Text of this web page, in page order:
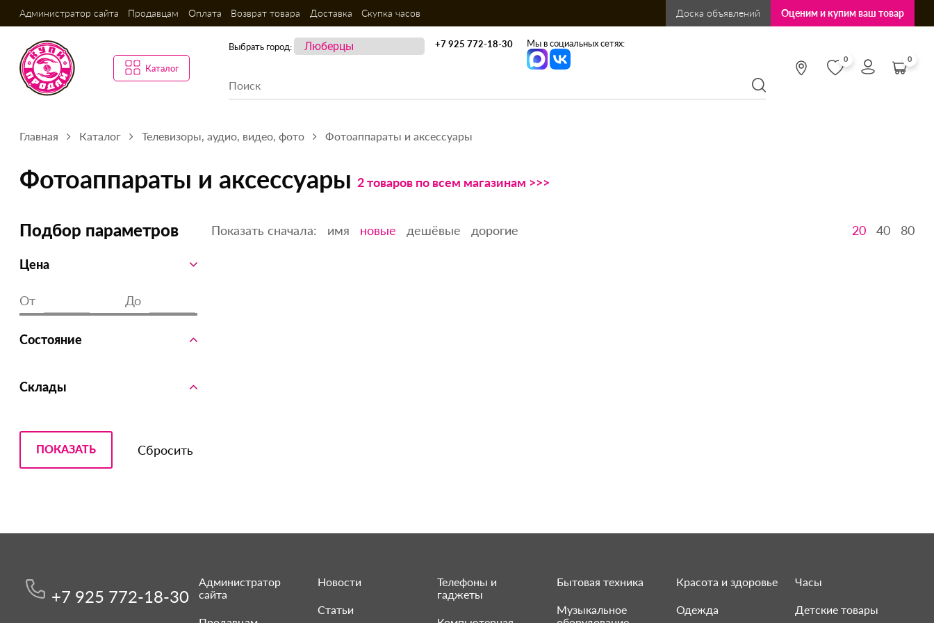
Администратор сайта Продавцам Оплата Возврат товара Доставка Скупка часов Доска объявлений Оценим и купим ваш товар
Каталог
Выбрать город: +7 925 772-18-30 Мы в социальных сетях:
0 0
Главная Каталог Телевизоры, аудио, видео, фото Фотоаппараты и аксессуары
Фотоаппараты и аксессуары 2 товаров по всем магазинам >>>
Подбор параметров
Цена
От До
Состояние
Склады
Показать сначала: имя новые дешёвые дорогие 20 40 80
+7 925 772-18-30
Администратор
сайта
Новости
Статьи
Телефоны и
гаджеты
Бытовая техника
Музыкальное
Красота и здоровье
Одежда
Часы
Детские товары